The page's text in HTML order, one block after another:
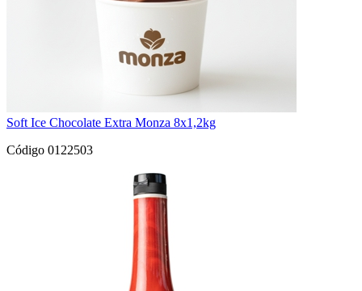
Soft Ice Chocolate Extra Monza 8x1,2kg
Código 0122503